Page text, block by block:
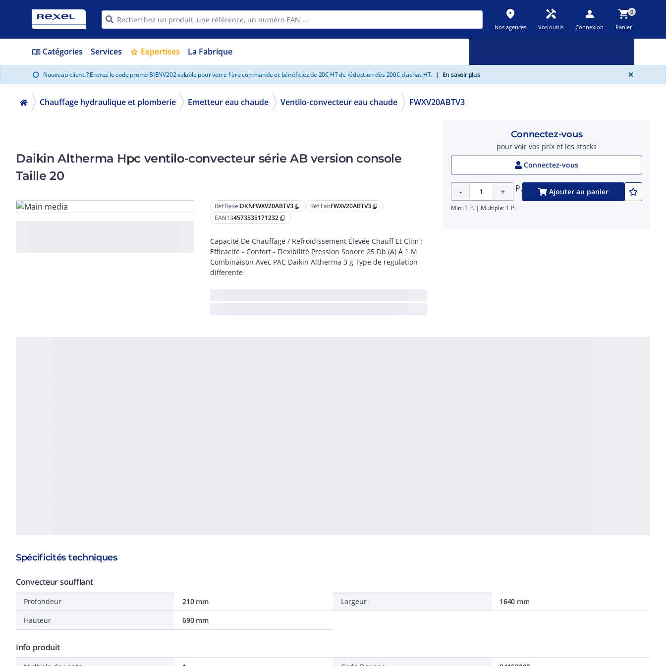
place
Nos agences
handyman
Vos outils
person
Connexion
shopping_cart0
Panier
menu_book Catégories Services star Expertises La Fabrique
info Nouveau client ? Entrez le code promo BIENV202 valable pour votre 1ère commande et bénéficiez de 20€ HT de réduction dès 200€ d'achat HT. | En savoir plus ×
Chauffage hydraulique et plomberie Emetteur eau chaude Ventilo-convecteur eau chaude FWXV20ABTV3
Daikin Altherma Hpc ventilo-convecteur série AB version console
Taille 20
Réf RexelDKNFWXV20ABTV3 content_copy Réf FabFWXV20ABTV3 content_copy
EAN134573535171232 content_copy
Capacité De Chauffage / Refroidissement Élevée Chauff Et Clim :
Efficacité - Confort - Flexibilité Pression Sonore 25 Db (A) À 1 M
Combinaison Avec PAC Daikin Altherma 3 g Type de regulation
differente
Connectez-vous
pour voir vos prix et les stocks
Connectez-vous
- + P. Ajouter au panier
Min: 1 P. | Multiple: 1 P.
Spécificités techniques
Convecteur soufflant
Profondeur
210 mm
Hauteur
690 mm
Largeur 1640 mm
Info produit